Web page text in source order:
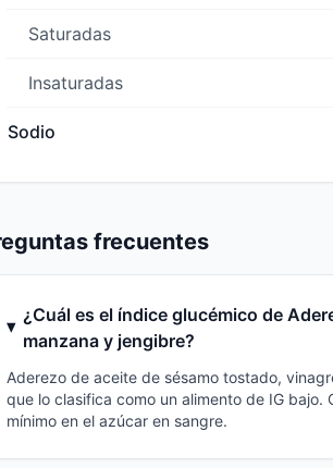
Saturadas
Insaturadas
Sodio
frecuentes
¿Cuál es el índice glucémico de
manzana y jengibre?
Aderezo de aceite de sésamo tostado,
que lo clasifica como un alimento de IG
mínimo en el azúcar en sangre.